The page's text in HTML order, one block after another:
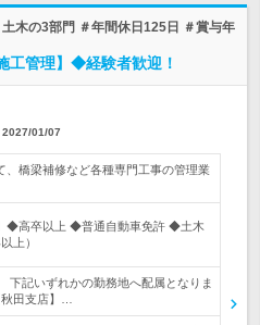
木の3部門 ＃年間休日125日 ＃賞与年
工管理】◆経験者歓迎！
2027/01/07
、橋梁補修など各種専門工事の管理業
◆高卒以上 ◆普通自動車免許 ◆土木
上）
下記いずれかの勤務地へ配属となりま
田支店】…